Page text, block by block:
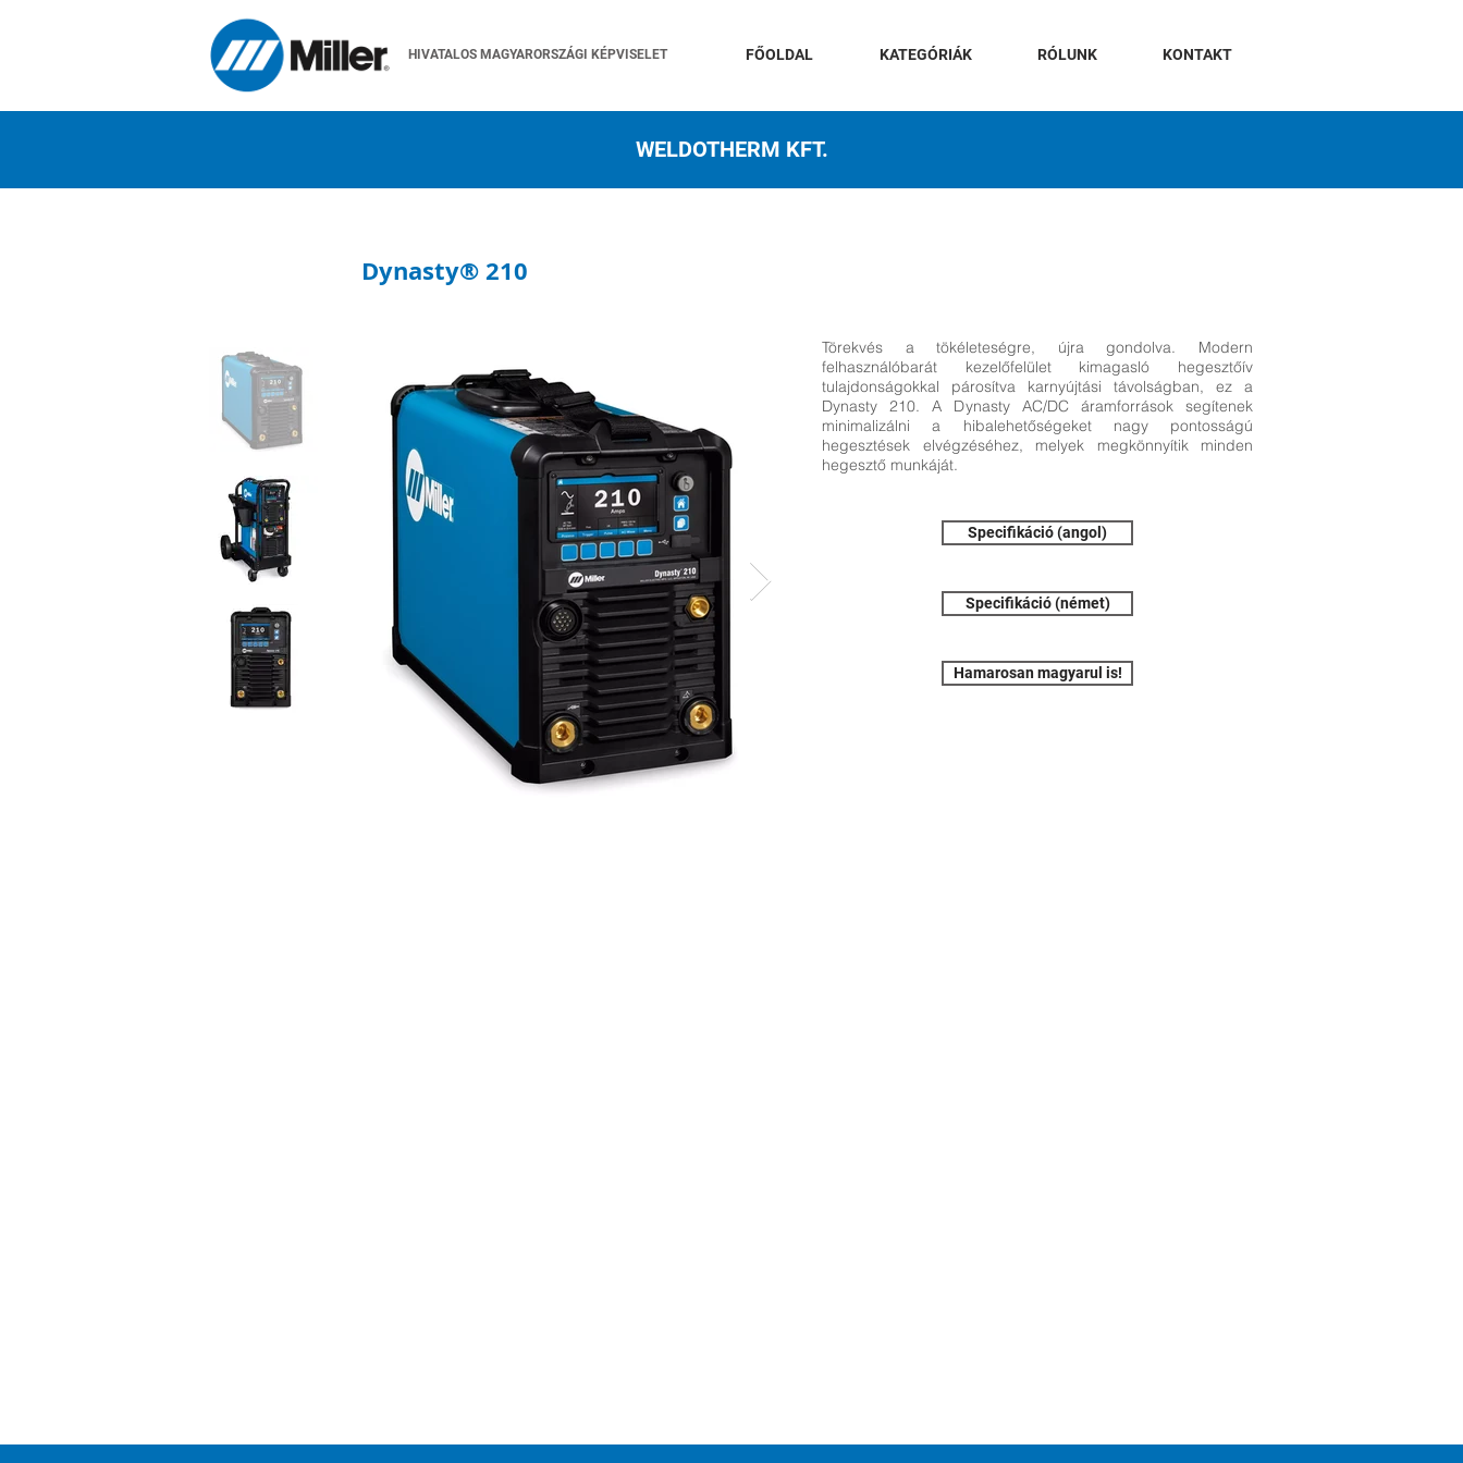
HIVATALOS MAGYARORSZÁGI KÉPVISELET FŐOLDAL KATEGÓRIÁK RÓLUNK KONTAKT
WELDOTHERM KFT.
Dynasty® 210
Törekvés a tökéleteségre, újra gondolva. Modern
felhasználóbarát kezelőfelület kimagasló hegesztőív
tulajdonságokkal párosítva karnyújtási távolságban, ez a
Dynasty 210. A Dynasty AC/DC áramforrások segítenek
minimalizálni a hibalehetőségeket nagy pontosságú
hegesztések elvégzéséhez, melyek megkönnyítik minden
hegesztő munkáját.
Specifikáció (angol)
Specifikáció (német)
Hamarosan magyarul is!